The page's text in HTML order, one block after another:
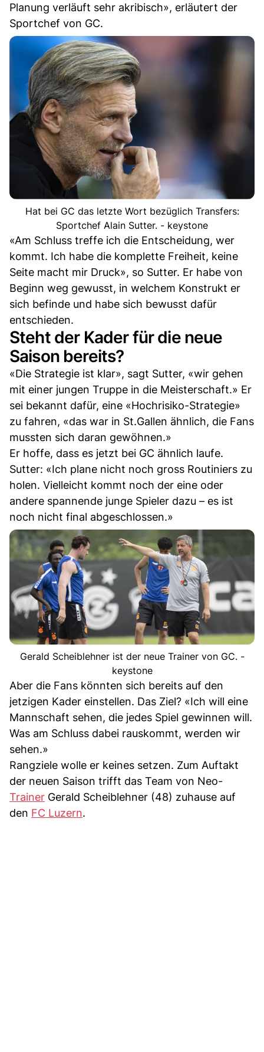
Planung verläuft sehr akribisch», erläutert der
Sportchef von GC.
Hat bei GC das letzte Wort bezüglich Transfers:
Sportchef Alain Sutter. - keystone
«Am Schluss treffe ich die Entscheidung, wer
kommt. Ich habe die komplette Freiheit, keine
Seite macht mir Druck», so Sutter. Er habe von
Beginn weg gewusst, in welchem Konstrukt er
sich befinde und habe sich bewusst dafür
entschieden.
Steht der Kader für die neue
Saison bereits?
«Die Strategie ist klar», sagt Sutter, «wir gehen
mit einer jungen Truppe in die Meisterschaft.» Er
sei bekannt dafür, eine «Hochrisiko-Strategie»
zu fahren, «das war in St.Gallen ähnlich, die Fans
mussten sich daran gewöhnen.»
Er hoffe, dass es jetzt bei GC ähnlich laufe.
Sutter: «Ich plane nicht noch gross Routiniers zu
holen. Vielleicht kommt noch der eine oder
andere spannende junge Spieler dazu – es ist
noch nicht final abgeschlossen.»
Gerald Scheiblehner ist der neue Trainer von GC. -
keystone
Aber die Fans könnten sich bereits auf den
jetzigen Kader einstellen. Das Ziel? «Ich will eine
Mannschaft sehen, die jedes Spiel gewinnen will.
Was am Schluss dabei rauskommt, werden wir
sehen.»
Rangziele wolle er keines setzen. Zum Auftakt
der neuen Saison trifft das Team von Neo-
Trainer Gerald Scheiblehner (48) zuhause auf
den FC Luzern.